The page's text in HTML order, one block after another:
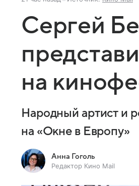
Сергей
на
Народный артист и
на «Окне в Европу»
Анна Гоголь
Редактор Кино Mail